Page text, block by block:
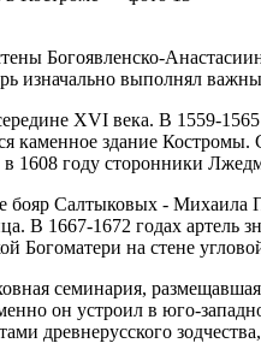
Богоявленско-
изначально выполнял
XVI века. В 1559-
каменное здание
в 1608 году сторонники
бояр Салтыковых -
В 1667-1672 годах
Богоматери на стене
семинария,
он устроил в юго-
древнерусского